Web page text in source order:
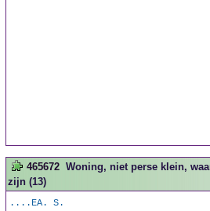
465672 Woning, niet perse klein,
zijn (13)
....EA. S.